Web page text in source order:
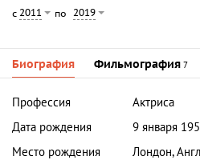
с 2011 по 2019
Биография Фильмография 7
Профессия
Актриса
Дата рождения
9 января
Место рождения
Лондон,